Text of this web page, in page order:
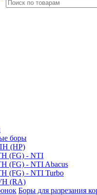
боры
(HP)
(FG) - NTI
(FG) - NTI Abacus
(FG) - NTI Turbo
(RA)
Боры для разрезания